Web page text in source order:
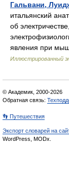
Гальвани,
итальянский
об
явления при
Иллюстрированный
© Академик, 2000-2026
Обратная связь:
👣 Путешествия
Экспорт словарей на
WordPress, MODx.